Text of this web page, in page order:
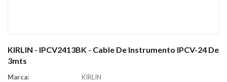
KIRLIN - IPCV2413BK - Cable De Instrumento IPCV-24 De
3mts
Marca:
KIRLIN